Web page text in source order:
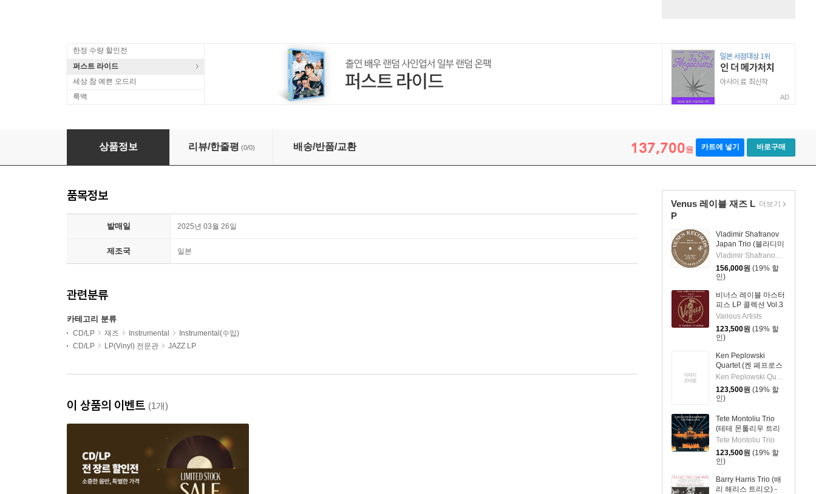
한정 수량 할인전
퍼스트 라이드
세상 참 예쁜 오드리
룩백
AD
Bill Charlap (빌 찰랩 트리오) - I'm Old Fashioned [2LP]
상품정보 리뷰/한줄평 (0/0) 배송/반품/교환 137,700원 카트에 넣기 바로구매
Venus 레이블 재즈 L
P
Vladimir Shafranov
Japan Trio (블라디미
르 샤프라노프 재팬
트리오) - Bolivia
[2LP]
Vladimir Shafranov Japan Trio
156,000원 (19% 할
인)
비너스 레이블 마스터
피스 LP 콜렉션 Vol.3
(Venus Audio Grade
Records Selection
Vol. 3 by Yasukuni
Terashima) [2LP]
Various Artists
123,500원 (19% 할
인)
Ken Peplowski
Quartet (켄 페프로스
키 쿼텟) - Petite Fleur
[2LP]
Ken Peplowski Quartet
123,500원 (19% 할
인)
Tete Montoliu Trio
(테테 몬톨리우 트리
오) - Catalonian
Rhapsody [2LP]
Tete Montoliu Trio
123,500원 (19% 할
인)
Barry Harris Trio (배
리 해리스 트리오) -
더보기
품목정보
발매일 2025년 03월 26일
제조국 일본
관련분류
카테고리 분류
CD/LP 재즈 Instrumental
Instrumental(수입)
CD/LP
LP(Vinyl) 전문관 JAZZ LP
이 상품의 이벤트 (1개)